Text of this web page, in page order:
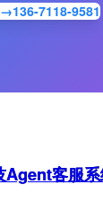
7118-9581
Agent客服